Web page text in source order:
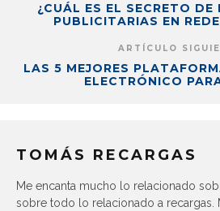
¿CUÁL ES EL SECRETO DE
PUBLICITARIAS EN
ARTÍCULO
LAS 5 MEJORES
ELECTRÓNICO
TOMÁS RECARGAS
Me encanta mucho lo relacionado
sobre todo lo relacionado a recargas.